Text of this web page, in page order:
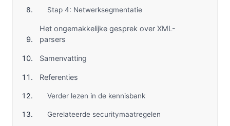
Stap 4: Netwerksegmentatie
Het ongemakkelijke gesprek over XML-
parsers
Samenvatting
Referenties
Verder lezen in de kennisbank
Gerelateerde securitymaatregelen